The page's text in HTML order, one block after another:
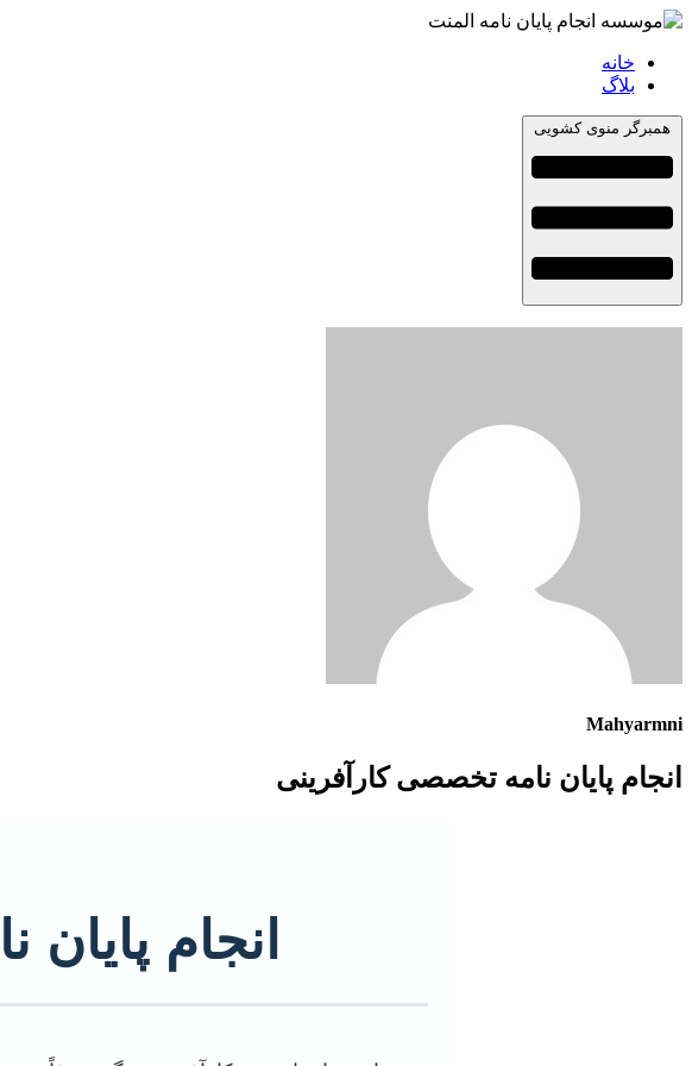
خانه
بلاگ
همبرگر منوی کشویی
Mahyarmni
انجام پایان نامه تخصصی کارآفرینی
انجام